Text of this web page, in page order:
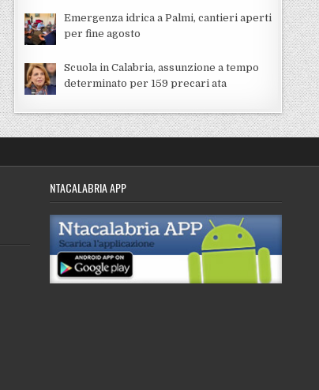
Emergenza idrica a Palmi, cantieri aperti
per fine agosto
Scuola in Calabria, assunzione a tempo
determinato per 159 precari ata
NTACALABRIA APP